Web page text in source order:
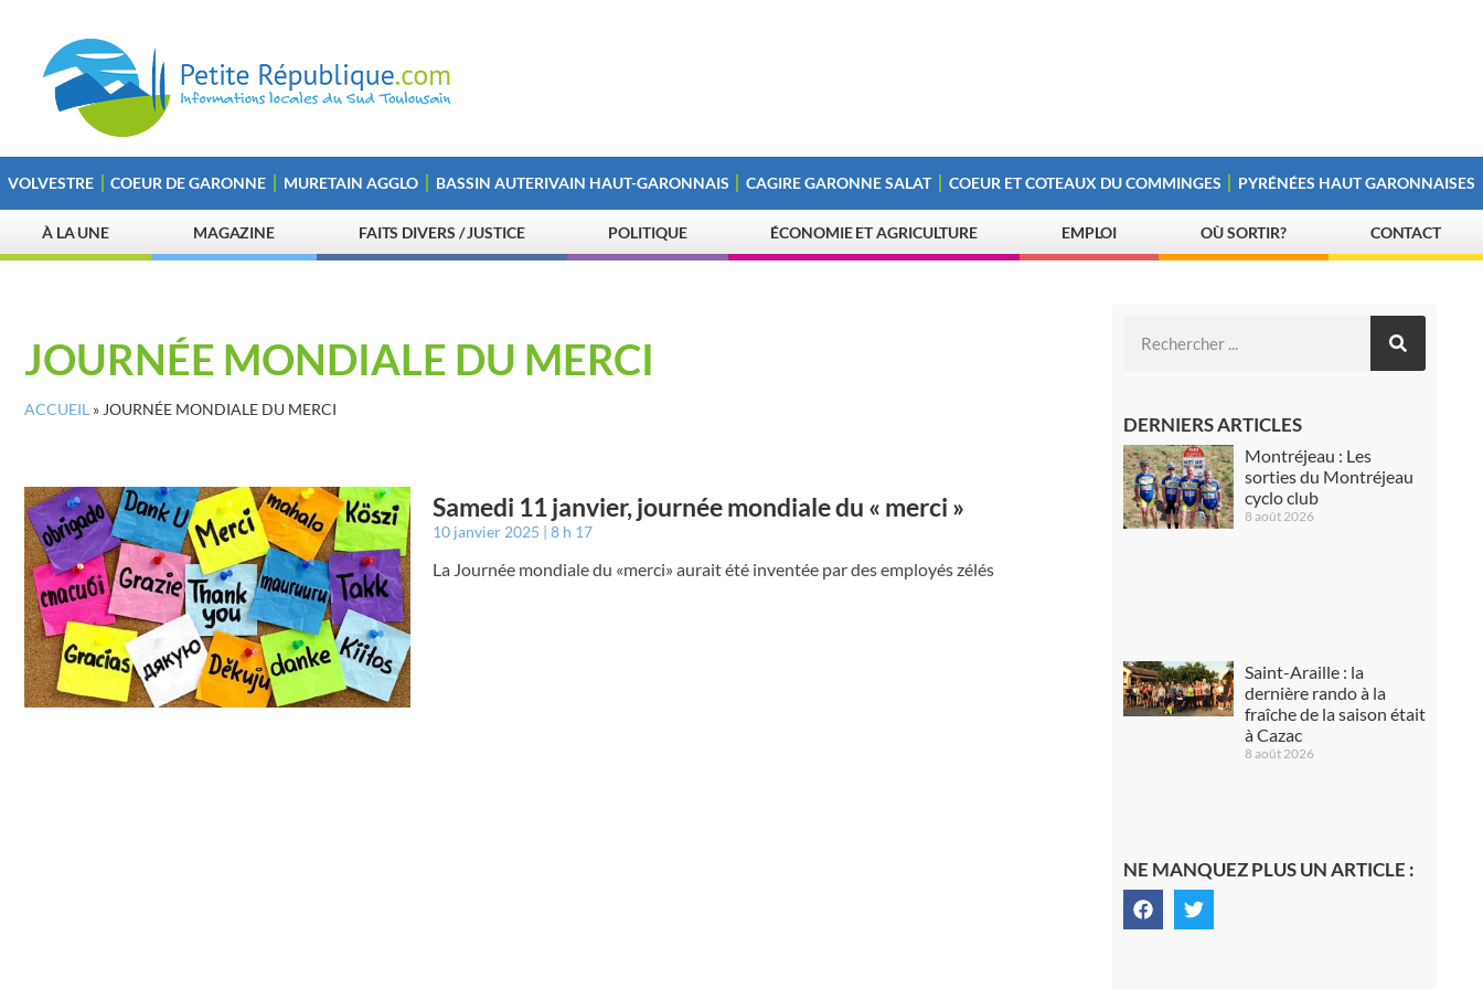
VOLVESTRE COEUR DE GARONNE MURETAIN AGGLO BASSIN AUTERIVAIN HAUT-GARONNAIS CAGIRE GARONNE SALAT COEUR ET COTEAUX DU COMMINGES PYRÉNÉES HAUT GARONNAISES
À LA UNE MAGAZINE FAITS DIVERS / JUSTICE POLITIQUE ÉCONOMIE ET AGRICULTURE EMPLOI OÙ SORTIR? CONTACT
JOURNÉE MONDIALE DU MERCI
ACCUEIL » JOURNÉE MONDIALE DU MERCI
Samedi 11 janvier, journée mondiale du « merci »
10 janvier 2025 8 h 17
La Journée mondiale du «merci» aurait été inventée par des employés zélés
DERNIERS ARTICLES
Montréjeau : Les
sorties du Montréjeau
cyclo club
8 août 2026
Saint-Araille : la
dernière rando à la
fraîche de la saison était
à Cazac
8 août 2026
NE MANQUEZ PLUS UN ARTICLE :